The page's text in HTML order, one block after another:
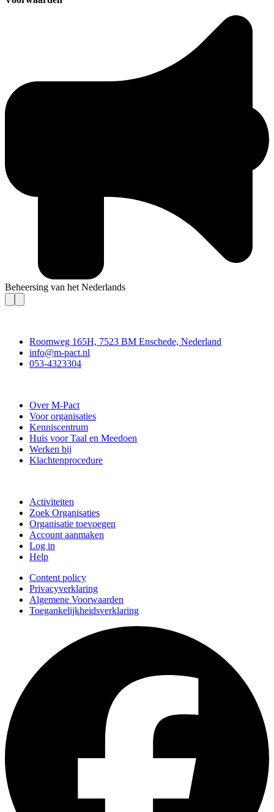
Beheersing van het Nederlands
Roomweg 165H, 7523 BM Enschede, Nederland
info@m-pact.nl
053-4323304
Over M-Pact
Voor organisaties
Kenniscentrum
Huis voor Taal en Meedoen
Werken bij
Klachtenprocedure
Activiteiten
Zoek Organisaties
Organisatie toevoegen
Account aanmaken
Log in
Help
Content policy
Privacyverklaring
Algemene Voorwaarden
Toegankelijkheidsverklaring